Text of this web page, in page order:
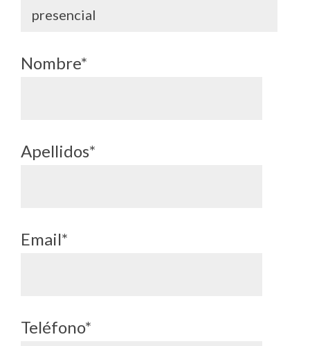
presencial
Nombre*
Apellidos*
Email*
Teléfono*